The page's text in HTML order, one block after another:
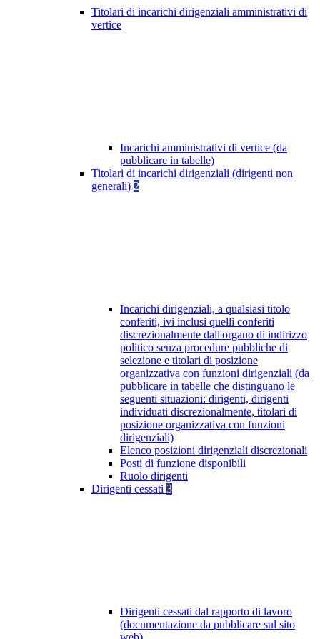
Titolari di incarichi dirigenziali amministrativi di
vertice
Incarichi amministrativi di vertice (da
pubblicare in tabelle)
Titolari di incarichi dirigenziali (dirigenti non
generali) 2
Incarichi dirigenziali, a qualsiasi titolo
conferiti, ivi inclusi quelli conferiti
discrezionalmente dall'organo di indirizzo
politico senza procedure pubbliche di
selezione e titolari di posizione
organizzativa con funzioni dirigenziali (da
pubblicare in tabelle che distinguano le
seguenti situazioni: dirigenti, dirigenti
individuati discrezionalmente, titolari di
posizione organizzativa con funzioni
dirigenziali)
Elenco posizioni dirigenziali discrezionali
Posti di funzione disponibili
Ruolo dirigenti
Dirigenti cessati 3
Dirigenti cessati dal rapporto di lavoro
(documentazione da pubblicare sul sito